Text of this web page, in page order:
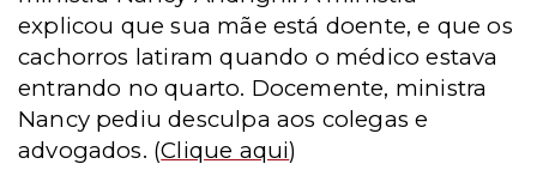
explicou que sua mãe está doente, e que os
cachorros latiram quando o médico estava
entrando no quarto. Docemente, ministra
Nancy pediu desculpa aos colegas e
advogados. (Clique aqui)